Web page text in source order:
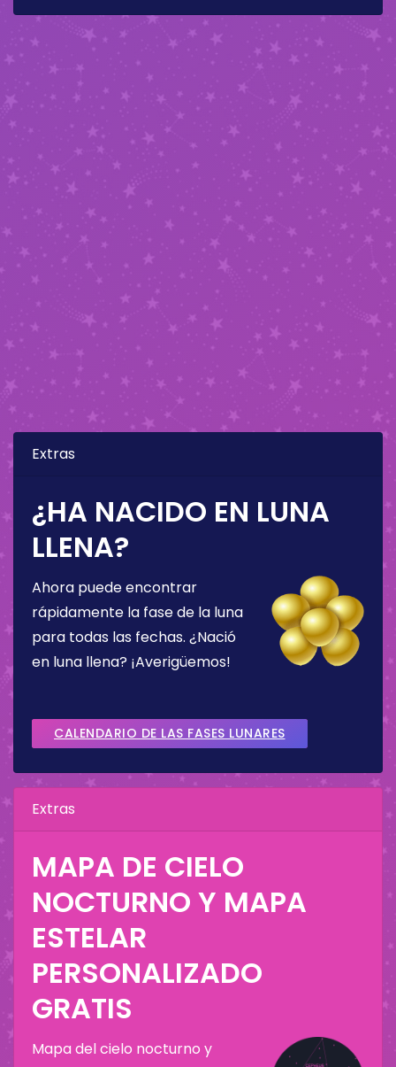
Extras
¿HA NACIDO EN LUNA
LLENA?
Ahora puede encontrar
rápidamente la fase de la luna
para todas las fechas. ¿Nació
en luna llena? ¡Averigüemos!
CALENDARIO DE LAS FASES LUNARES
Extras
MAPA DE CIELO
NOCTURNO Y MAPA
ESTELAR
PERSONALIZADO
GRATIS
Mapa del cielo nocturno y